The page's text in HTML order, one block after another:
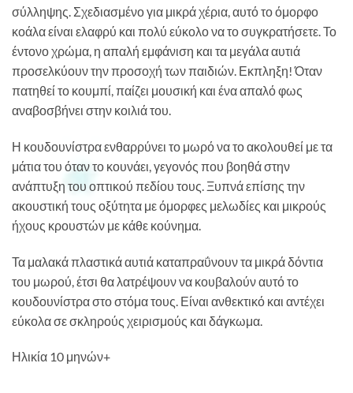
σύλληψης. Σχεδιασμένο για μικρά χέρια, αυτό το όμορφο
κοάλα είναι ελαφρύ και πολύ εύκολο να το συγκρατήσετε. Το
έντονο χρώμα, η απαλή εμφάνιση και τα μεγάλα αυτιά
προσελκύουν την προσοχή των παιδιών. Εκπληξη! Όταν
πατηθεί το κουμπί, παίζει μουσική και ένα απαλό φως
αναβοσβήνει στην κοιλιά του.
Η κουδουνίστρα ενθαρρύνει το μωρό να το ακολουθεί με τα
μάτια του όταν το κουνάει, γεγονός που βοηθά στην
ανάπτυξη του οπτικού πεδίου τους. Ξυπνά επίσης την
ακουστική τους οξύτητα με όμορφες μελωδίες και μικρούς
ήχους κρουστών με κάθε κούνημα.
Τα μαλακά πλαστικά αυτιά καταπραΰνουν τα μικρά δόντια
του μωρού, έτσι θα λατρέψουν να κουβαλούν αυτό το
κουδουνίστρα στο στόμα τους. Είναι ανθεκτικό και αντέχει
εύκολα σε σκληρούς χειρισμούς και δάγκωμα.
Ηλικία 10 μηνών+